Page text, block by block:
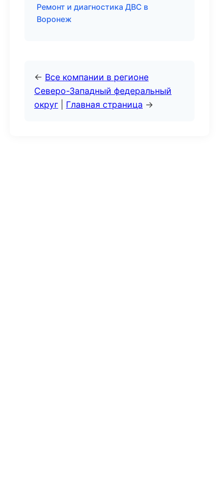
Ремонт и диагностика ДВС в
Воронеж
← Все компании в регионе
Северо-Западный федеральный
округ
Главная страница →